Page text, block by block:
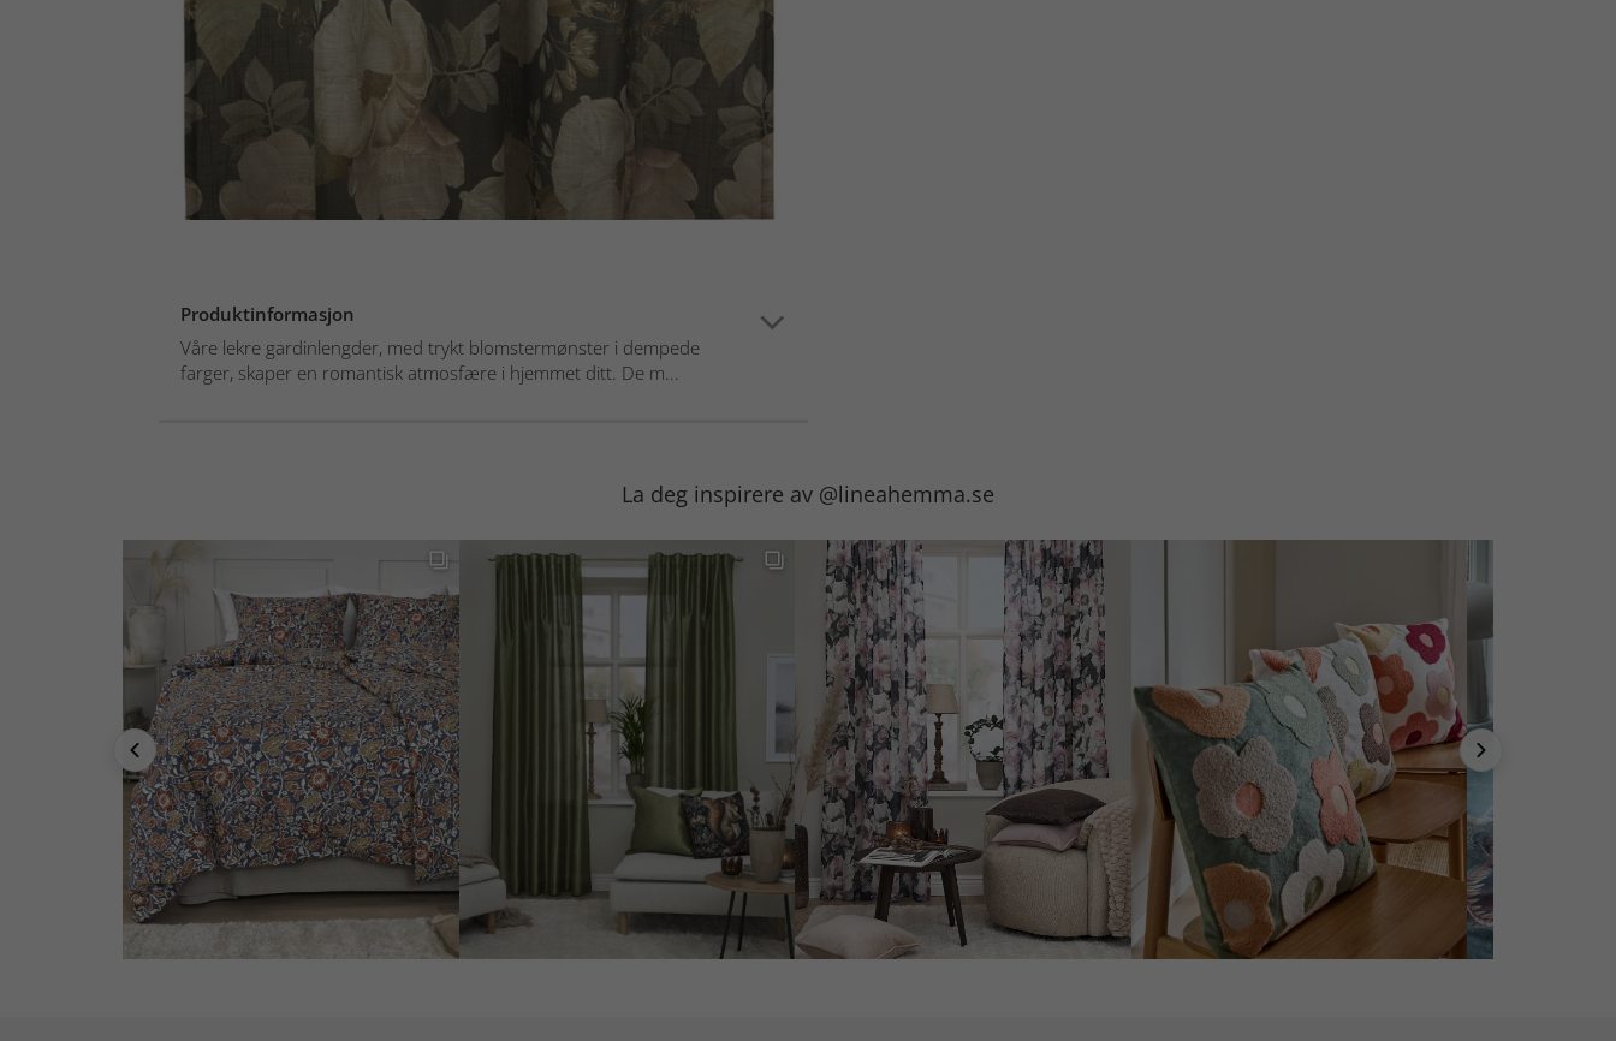
Produktinformasjon
Våre lekre gardinlengder, med trykt blomstermønster i dempede
farger, skaper en romantisk atmosfære i hjemmet ditt. De m...
La deg inspirere av @lineahemma.se